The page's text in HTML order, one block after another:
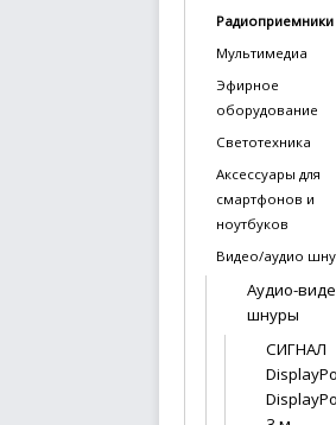
news@signalelectronics.ru
Радиоприемники
Мультимедиа
Эфирное
оборудование
Светотехника
Аксессуары для
смартфонов и
ноутбуков
Видео/аудио
Аудио-
шнуры
СИГНАЛ